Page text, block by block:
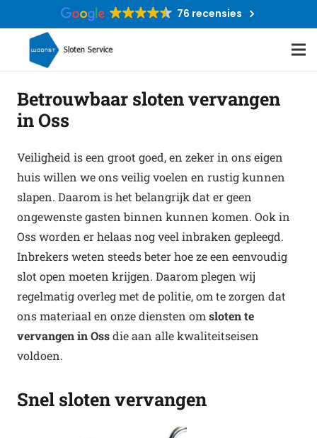
76 recensies
Betrouwbaar sloten vervangen
in Oss
Veiligheid is een groot goed, en zeker in ons eigen
huis willen we ons veilig voelen en rustig kunnen
slapen. Daarom is het belangrijk dat er geen
ongewenste gasten binnen kunnen komen. Ook in
Oss worden er helaas nog veel inbraken gepleegd.
Inbrekers weten steeds beter hoe ze een eenvoudig
slot open moeten krijgen. Daarom plegen wij
regelmatig overleg met de politie, om te zorgen dat
ons materiaal en onze diensten om sloten te
vervangen in Ossdie aan alle kwaliteitseisen
voldoen.
Snel sloten vervangen